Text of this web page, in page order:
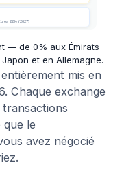
— de 0% aux Émirats
et en Allemagne.
mis en
Chaque exchange
que le
avez négocié